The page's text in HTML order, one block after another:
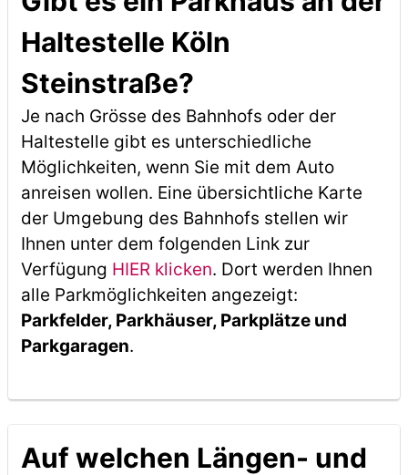
Haltestelle Köln
Steinstraße?
Je nach Grösse des Bahnhofs oder der
Haltestelle gibt es unterschiedliche
Möglichkeiten, wenn Sie mit dem Auto
anreisen wollen. Eine übersichtliche Karte
der Umgebung des Bahnhofs stellen wir
Ihnen unter dem folgenden Link zur
Verfügung HIER klicken. Dort werden Ihnen
alle Parkmöglichkeiten angezeigt:
Parkfelder, Parkhäuser, Parkplätze und
Parkgaragen.
Auf welchen Längen- und